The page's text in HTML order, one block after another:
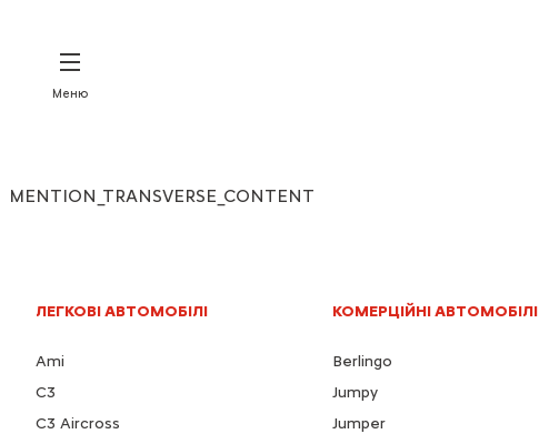
Меню
MENTION_TRANSVERSE_CONTENT
ЛЕГКОВІ АВТОМОБІЛІ
Ami
C3
C3 Aircross
КОМЕРЦІЙНІ АВТОМОБІЛІ
Berlingo
Jumpy
Jumper